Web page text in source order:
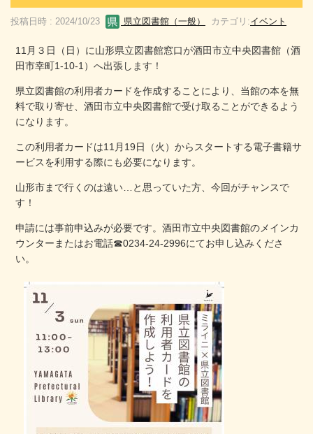
投稿日時 : 2024/10/23 県立図書館（一般） カテゴリ:イベント
11月３日（日）に山形県立図書館窓口が酒田市立中央図書館（酒
田市幸町1-10-1）へ出張します！
県立図書館の利用者カードを作成することにより、当館の本を無
料で取り寄せ、酒田市立中央図書館で受け取ることができるよう
になります。
この利用者カードは11月19日（火）からスタートする電子書籍サ
ービスを利用する際にも必要になります。
山形市まで行くのは遠い…と思っていた方、今回がチャンスで
す！
申請には事前申込みが必要です。酒田市立中央図書館のメインカ
ウンターまたはお電話☎0234-24-2996にてお申し込みくださ
い。